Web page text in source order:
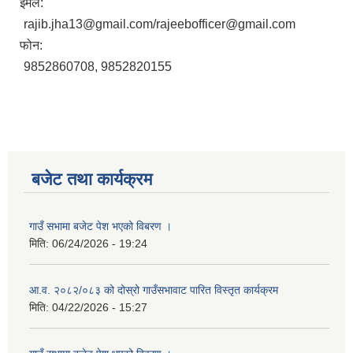
ईमेल:
rajib.jha13@gmail.com/rajeebofficer@gmail.com
फोन:
9852860708, 9852820155
बजेट तथा कार्यक्रम
गाउँ सभामा बजेट पेश भएको विबरण ।
मिति: 06/24/2026 - 19:24
आ.व. २०८२/०८३ को दोस्रो गाउँसभावाट पारित विस्तृत कार्यक्रम
मिति: 04/22/2026 - 15:27